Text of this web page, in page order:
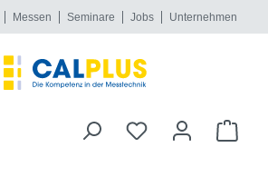
Messen Seminare Jobs Unternehmen